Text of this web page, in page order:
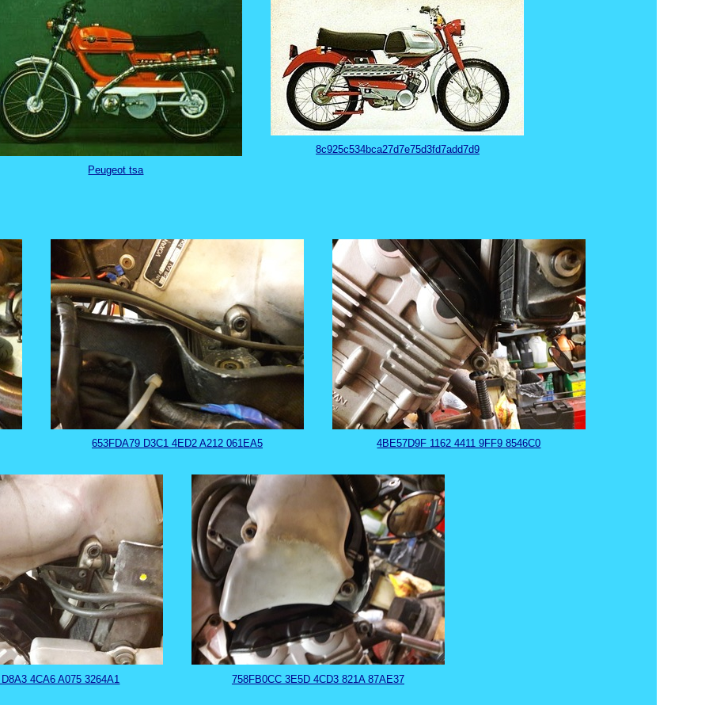
Peugeot tsa
8c925c534bca27d7e75d3fd7add7d9
653FDA79 D3C1 4ED2 A212 061EA5 4BE57D9F 1162 4411 9FF9 8546C0
4CA6 A075 3264A1 758FB0CC 3E5D 4CD3 821A 87AE37